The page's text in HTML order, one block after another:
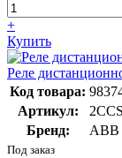
+
Купить
Реле
Код товара:
Артикул:
Бренд:
ABB
Под заказ